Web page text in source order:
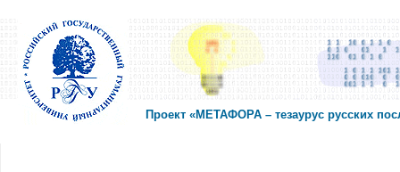
Проект «МЕТАФОРА – тезаурус русских